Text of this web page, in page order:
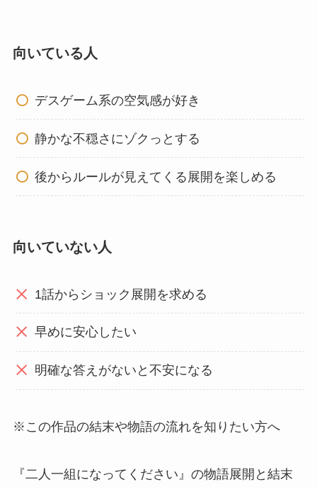
向いている人
デスゲーム系の空気感が好き
静かな不穏さにゾクっとする
後からルールが見えてくる展開を楽しめる
向いていない人
1話からショック展開を求める
早めに安心したい
明確な答えがないと不安になる
※この作品の結末や物語の流れを知りたい方へ
『二人一組になってください』の物語展開と結末